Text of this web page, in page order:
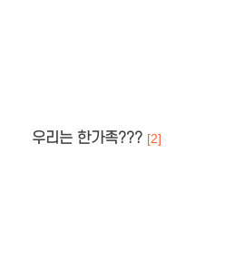
우리는 한가족??? [2]